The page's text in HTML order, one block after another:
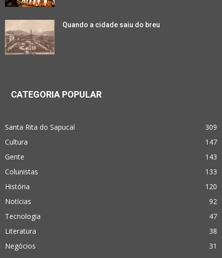
Quando a cidade saiu do breu
CATEGORIA POPULAR
Santa Rita do Sapucaí
309
Cultura
147
Gente
143
Colunistas
133
História
120
Notícias
92
Tecnologia
47
Literatura
38
Negócios
31